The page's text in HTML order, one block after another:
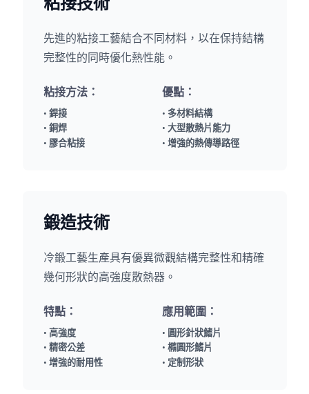
先進的粘接工藝結合不同材料，以在保持結構
完整性的同時優化熱性能。
粘接方法：
• 銲接
• 銅焊
• 膠合粘接
優點：
• 多材料結構
• 大型散熱片能力
• 增強的熱傳導路徑
鍛造技術
冷鍛工藝生產具有優異微觀結構完整性和精確
幾何形狀的高強度散熱器。
特點：
• 高強度
• 精密公差
• 增強的耐用性
應用範圍：
• 圓形針狀鰭片
• 橢圓形鰭片
• 定制形狀